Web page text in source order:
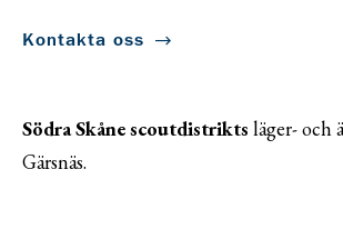
Kontakta oss
Södra Skåne scoutdistrikts läger- och
Gärsnäs.